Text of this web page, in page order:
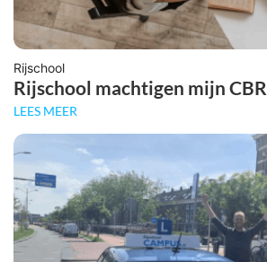
Rijschool
Rijschool machtigen mijn CBR
LEES MEER